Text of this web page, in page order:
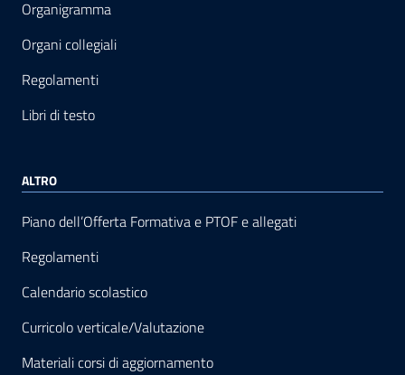
Organigramma
Organi collegiali
Regolamenti
Libri di testo
ALTRO
Piano dell’Offerta Formativa e PTOF e allegati
Regolamenti
Calendario scolastico
Curricolo verticale/Valutazione
Materiali corsi di aggiornamento